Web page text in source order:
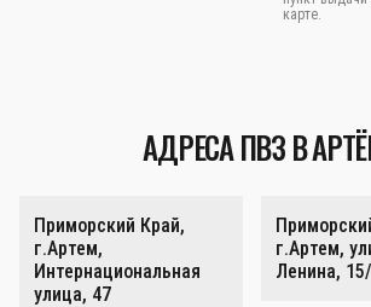
карте.
АДРЕСА ПВЗ В
Приморский Край,
г.Артем,
Интернациональная
улица, 47
г.Артем,
Ленина,